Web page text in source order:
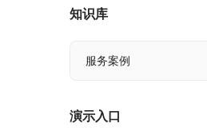
知识库
服务案例
演示入口